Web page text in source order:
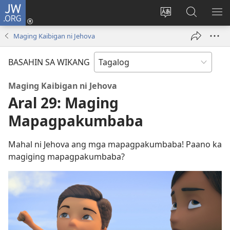
JW.ORG
Baguhin
ng
Mag-
log
bubukas
sa
JW.ORG
Maging Kaibigan ni Jehova
BASAHIN SA WIKANG
Maging Kaibigan ni Jehova
Aral 29: Maging
Mapagpakumbaba
Mahal ni Jehova ang mga mapagpakumbaba! Paano ka
magiging mapagpakumbaba?